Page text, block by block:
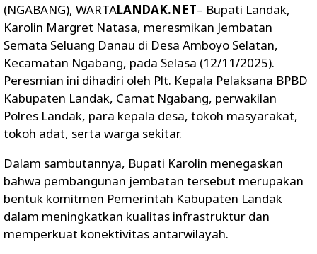
(NGABANG), WARTALANDAK.NET– Bupati Landak,
Karolin Margret Natasa, meresmikan Jembatan
Semata Seluang Danau di Desa Amboyo Selatan,
Kecamatan Ngabang, pada Selasa (12/11/2025).
Peresmian ini dihadiri oleh Plt. Kepala Pelaksana BPBD
Kabupaten Landak, Camat Ngabang, perwakilan
Polres Landak, para kepala desa, tokoh masyarakat,
tokoh adat, serta warga sekitar.
Dalam sambutannya, Bupati Karolin menegaskan
bahwa pembangunan jembatan tersebut merupakan
bentuk komitmen Pemerintah Kabupaten Landak
dalam meningkatkan kualitas infrastruktur dan
memperkuat konektivitas antarwilayah.